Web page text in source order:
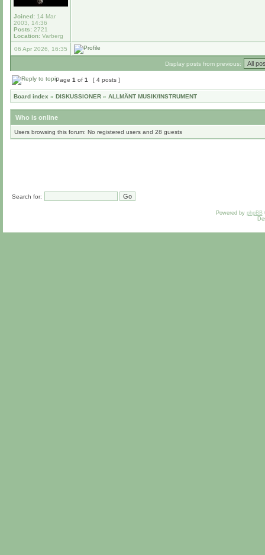
Joined: 14 Mar
2003, 14:36
Posts: 2721
Location: Varberg
06 Apr 2026, 16:35
Display posts from previous:
Page 1 of 1 [ 4 posts ]
Board index » DISKUSSIONER » ALLMÄNT MUSIK/INSTRUMENT
Who is online
Users browsing this forum: No registered users and 28 guests
Search for:
Powered by phpBB